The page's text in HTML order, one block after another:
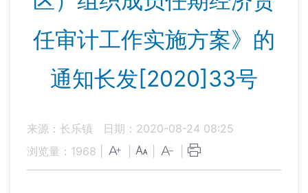
任审计工作实施方案》的
通知长发[2020]33号
来源：长乐镇
日期：2020-08-24 08:25
浏览量： 1968